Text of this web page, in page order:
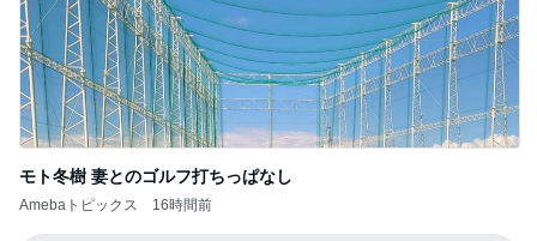
モト冬樹 妻とのゴルフ打ちっぱなし
Amebaトピックス 16時間前